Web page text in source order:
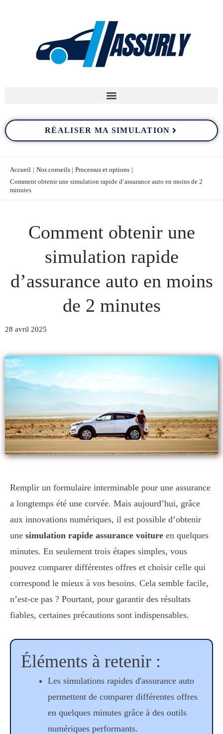
RÉALISER MA SIMULATION
Accueil Nos conseils
Processus et options
Comment obtenir une simulation rapide d’assurance auto en moins de 2
minutes
Comment obtenir une
simulation rapide
d’assurance auto en moins
de 2 minutes
28 avril 2025
Remplir un formulaire interminable pour une assurance
a longtemps été une corvée. Mais aujourd’hui, grâce
aux innovations numériques, il est possible d’obtenir
une simulation rapide assurance voiture en quelques
minutes. En seulement trois étapes simples, vous
pouvez comparer différentes offres et choisir celle qui
correspond le mieux à vos besoins. Cela semble facile,
n’est-ce pas ? Pourtant, pour garantir des résultats
fiables, certaines précautions sont indispensables.
Éléments à retenir :
Les simulations rapides d'assurance auto
permettent de comparer différentes offres
en quelques minutes grâce à des outils
numériques performants.